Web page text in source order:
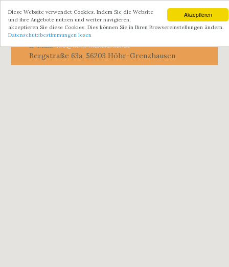
Akzeptieren
Diese Website verwendet Cookies. Indem Sie die Website
und ihre Angebote nutzen und weiter navigieren,
akzeptieren Sie diese Cookies. Dies können Sie in Ihren Browsereinstellungen ändern.
Datenschutzbestimmungen lesen
Toggle
Mobil:0151 648 343 81
E-Mail:info@mhw-manufaktur.de
Bergstraße 63a, 56203 Höhr-Grenzhausen